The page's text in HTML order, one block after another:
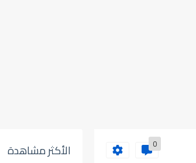
0 الأكثر مشاهدة